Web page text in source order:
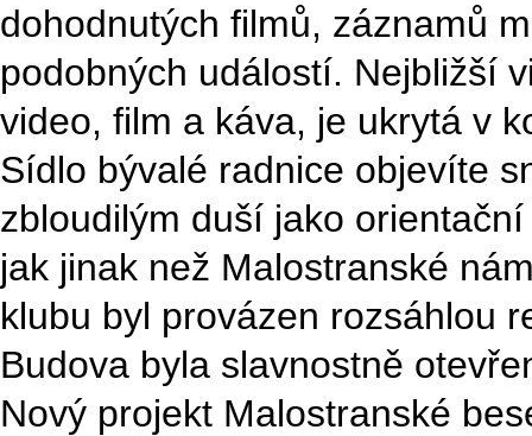
dohodnutých filmů, záznamů
podobných událostí. Nejbližší
video, film a káva, je ukrytá v
Sídlo bývalé radnice objevíte
zbloudilým duší jako
jak jinak než Malostranské
klubu byl provázen rozsáhlou
Budova byla slavnostně
Nový projekt Malostranské